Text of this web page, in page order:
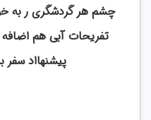
چشم هر گردشگری ر به
تفریحات آبی هم اضافه
پیشنهااد سفر